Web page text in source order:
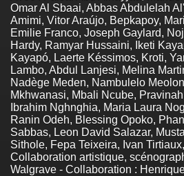
Omar Al Sbaai, Abbas Abdulelah
Amimi, Vitor Araújo, Bepkapoy,
Emilie Franco, Joseph Gaylard,
Hardy, Ramyar Hussaini, Iketi
Kayapó, Laerte Késsimos, Kroti,
Lambo, Abdul Lanjesi, Melina
Nadège Meden, Nambulelo
Mkhwanasi, Mbali Ncube,
Ibrahim Nghnghia, Maria Laura
Ranin Odeh, Blessing Opoko,
Sabbas, Leon David Salazar,
Sithole, Fepa Teixeira, Ivan
Collaboration artistique,
Walgrave - Collaboration :